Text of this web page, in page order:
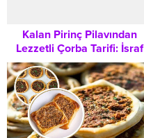
Kalan Pirinç Pilavından
Lezzetli Çorba Tarifi: İsraf
Etmeden Mutfağı
Zenginleştirmenin Pratik
Yolu